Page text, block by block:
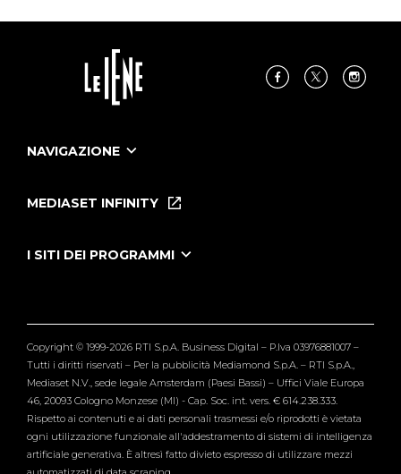
NAVIGAZIONE
Le Iene Presentano Inside
Tutti i servizi
MEDIASET INFINITY
I SITI DEI PROGRAMMI
Verissimo
Copyright © 1999-2026 RTI S.p.A. Business Digital – P.Iva 03976881007 –
Tutti i diritti riservati – Per la pubblicità Mediamond S.p.A. – RTI S.p.A.,
Mediaset N.V., sede legale Amsterdam (Paesi Bassi) – Uffici Viale Europa
46, 20093 Cologno Monzese (MI) - Cap. Soc. int. vers. € 614.238.333.
Rispetto ai contenuti e ai dati personali trasmessi e/o riprodotti è vietata
ogni utilizzazione funzionale all'addestramento di sistemi di intelligenza
artificiale generativa. È altresì fatto divieto espresso di utilizzare mezzi